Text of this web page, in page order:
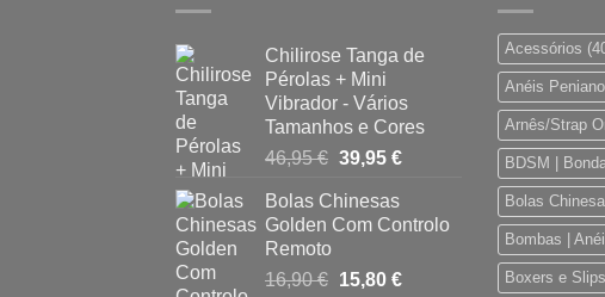
Chilirose Tanga de
Pérolas + Mini
Vibrador - Vários
Tamanhos e Cores
46,95€ O
original
era:
39,95 €O
é:
Bolas Chinesas
Golden Com Controlo
Remoto
16,90€ O
15,80 €O
Acessórios
Anéis
Arnês/Strap
BDSM |
Bolas
Bombas |
Boxers e Slips